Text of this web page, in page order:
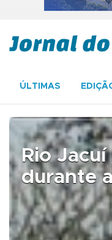
ÚLTIMAS
Park